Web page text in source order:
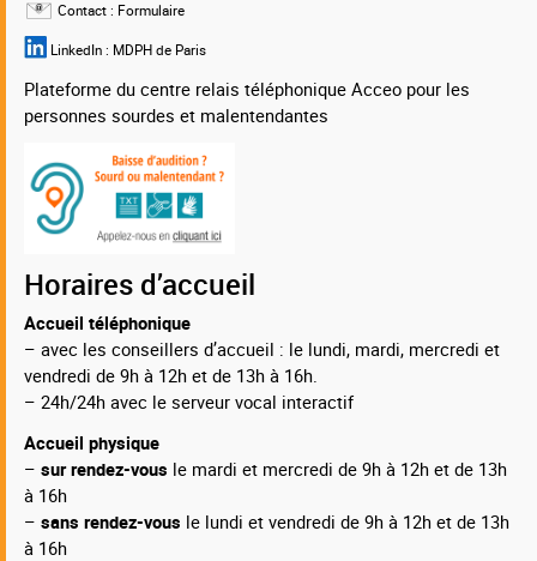
Contact : Formulaire
LinkedIn : MDPH de Paris
Plateforme du centre relais téléphonique Acceo pour les
personnes sourdes et malentendantes
Horaires d’accueil
Accueil téléphonique
– avec les conseillers d’accueil : le lundi, mardi, mercredi et
vendredi de 9h à 12h et de 13h à 16h.
– 24h/24h avec le serveur vocal interactif
Accueil physique
– sur rendez-vous le mardi et mercredi de 9h à 12h et de 13h
à 16h
– sans rendez-vous le lundi et vendredi de 9h à 12h et de 13h
à 16h